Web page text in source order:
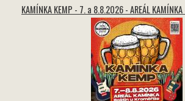
KAMÍNKA KEMP - 7. a 8.8.2026 - AREÁL